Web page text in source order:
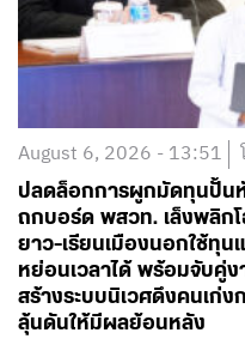
August 6, 2026 - 13:51
ปลดล็อกการผูกมัดทุนปั้น
ถกบอร์ด พสวท. เล็งพลิก
ยาว-เรียนเมืองนอกใช้ทุน
หย่อนเวลาได้ พร้อมจับคู่ง
สร้างระบบนิเวศดึงคนเก่
ลุ้นดันให้มีผลย้อนหลัง